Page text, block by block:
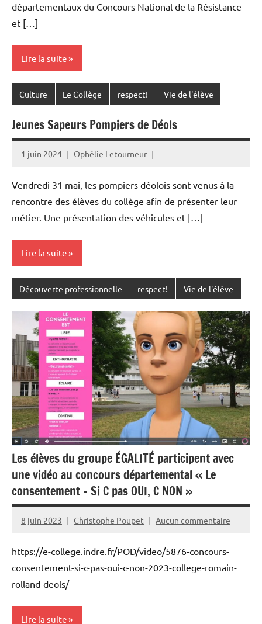
départementaux du Concours National de la Résistance
et […]
Lire la suite
Culture Le Collège respect! Vie de l'élève
Jeunes Sapeurs Pompiers de Déols
1 juin 2024 Ophélie Letourneur
Vendredi 31 mai, les pompiers déolois sont venus à la
rencontre des élèves du collège afin de présenter leur
métier. Une présentation des véhicules et […]
Lire la suite
Découverte professionnelle respect! Vie de l'élève
Les élèves du groupe ÉGALITÉ participent avec
une vidéo au concours départemental « Le
consentement – Si C pas OUI, C NON »
8 juin 2023 Christophe Poupet Aucun commentaire
https://e-college.indre.fr/POD/video/5876-concours-
consentement-si-c-pas-oui-c-non-2023-college-romain-
rolland-deols/
Lire la suite